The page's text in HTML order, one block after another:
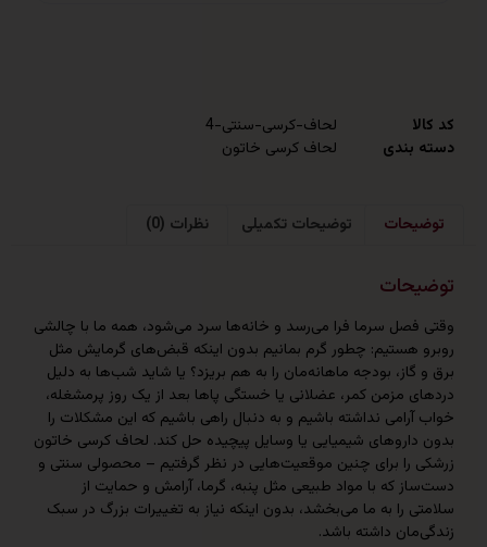
لحاف-کرسی-سنتی-4
لحاف کرسی خاتون
توضیحات تکمیلی نظرات (0)
سرما فرا می‌رسد و خانه‌ها سرد می‌شود، همه ما با چالشی
چطور گرم بمانیم بدون اینکه قبض‌های گرمایش مثل
بودجه ماهانه‌مان را به هم بریزد؟ یا شاید شب‌ها به دلیل
مزمن کمر، عضلانی یا خستگی پاها بعد از یک روز پرمشغله،
نداشته باشیم و به دنبال راهی باشیم که این مشکلات را
شیمیایی یا وسایل پیچیده حل کند. لحاف کرسی خاتون
برای چنین موقعیت‌هایی در نظر گرفتیم – محصولی سنتی و
که با مواد طبیعی مثل پنبه، گرما، آرامش و حمایت از
را به ما می‌بخشد، بدون اینکه نیاز به تغییرات بزرگ در سبک
داشته باشد.